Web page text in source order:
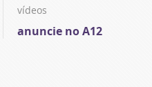
vídeos
anuncie no A12